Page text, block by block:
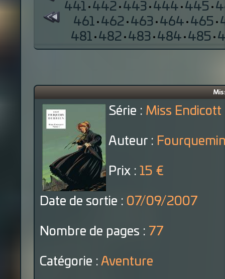
441 · 442 · 443 · 444 · 445 ·
461 · 462 · 463 · 464 · 465 ·
481 · 482 · 483 · 484 · 485 ·
Série : Miss Endicott
Auteur :
Prix : 15 €
Date de sortie : 07/09/2007
Nombre de pages : 77
Catégorie : Aventure